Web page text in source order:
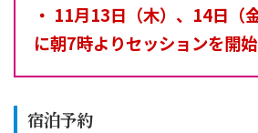
・ 11月13日（木）、14日（
に朝7時よりセッションを開始
宿泊予約